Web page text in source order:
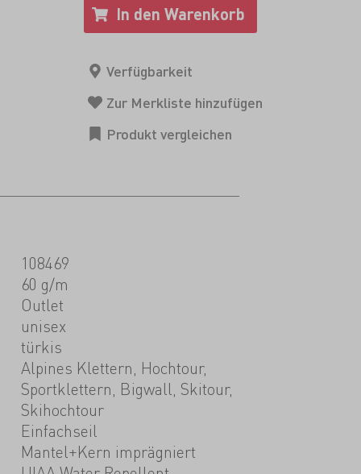
108469
60 g/m
Outlet
unisex
türkis
Alpines Klettern, Hochtour,
Sportklettern, Bigwall, Skitour,
Skihochtour
Einfachseil
Mantel+Kern imprägniert